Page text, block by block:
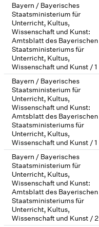
Bayern / Bayerisches
Staatsministerium für
Unterricht, Kultus,
Wissenschaft und Kunst:
Amtsblatt des Bayerischen
Staatsministeriums für
Unterricht, Kultus,
Wissenschaft und Kunst / 1
Bayern / Bayerisches
Staatsministerium für
Unterricht, Kultus,
Wissenschaft und Kunst:
Amtsblatt des Bayerischen
Staatsministeriums für
Unterricht, Kultus,
Wissenschaft und Kunst / 1
Bayern / Bayerisches
Staatsministerium für
Unterricht, Kultus,
Wissenschaft und Kunst:
Amtsblatt des Bayerischen
Staatsministeriums für
Unterricht, Kultus,
Wissenschaft und Kunst / 2